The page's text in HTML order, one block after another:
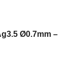
Ø0.7mm –